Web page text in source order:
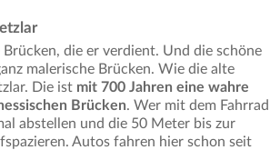
Brücken, die er verdient. Und die schöne
malerische Brücken. Wie die alte
Die ist mit 700 Jahren eine wahre
Brücken. Wer mit dem Fahrrad
abstellen und die 50 Meter bis zur
Autos fahren hier schon seit